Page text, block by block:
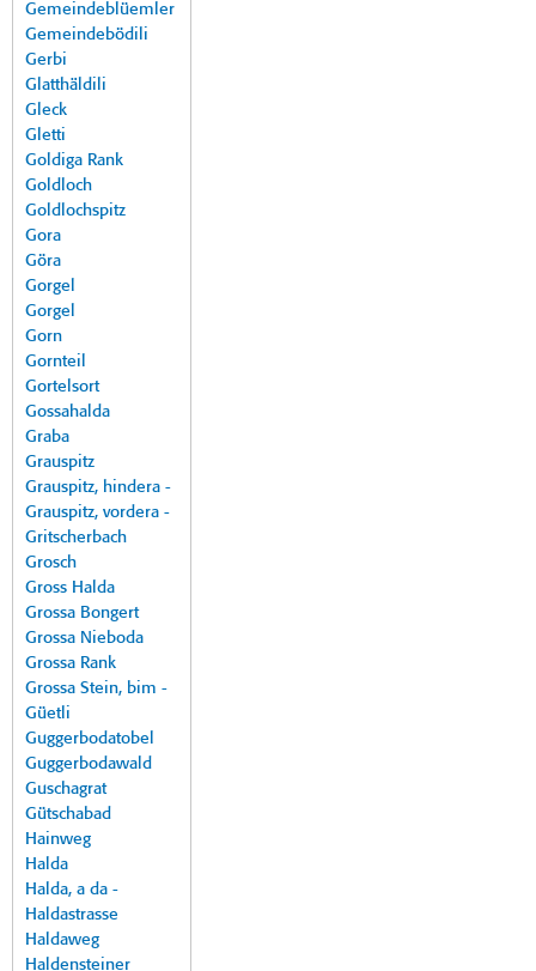
Gemeindeblüemler
Gemeindebödili
Gerbi
Glatthäldili
Gleck
Gletti
Goldiga Rank
Goldloch
Goldlochspitz
Gora
Göra
Gorgel
Gorgel
Gorn
Gornteil
Gortelsort
Gossahalda
Graba
Grauspitz
Grauspitz, hindera -
Grauspitz, vordera -
Gritscherbach
Grosch
Gross Halda
Grossa Bongert
Grossa Nieboda
Grossa Rank
Grossa Stein, bim -
Güetli
Guggerbodatobel
Guggerbodawald
Guschagrat
Gütschabad
Hainweg
Halda
Halda, a da -
Haldastrasse
Haldaweg
Haldensteiner